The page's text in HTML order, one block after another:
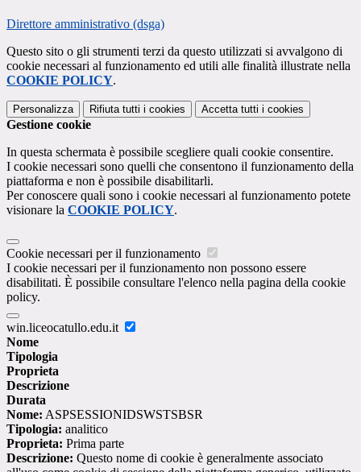
Direttore amministrativo (dsga)
Questo sito o gli strumenti terzi da questo utilizzati si avvalgono di
cookie necessari al funzionamento ed utili alle finalità illustrate nella
COOKIE POLICY.
Personalizza Rifiuta tutti i cookies Accetta tutti i cookies
Gestione cookie
In questa schermata è possibile scegliere quali cookie consentire.
I cookie necessari sono quelli che consentono il funzionamento della
piattaforma e non è possibile disabilitarli.
Per conoscere quali sono i cookie necessari al funzionamento potete
visionare la COOKIE POLICY.
Cookie necessari per il funzionamento
I cookie necessari per il funzionamento non possono essere
disabilitati. È possibile consultare l'elenco nella pagina della cookie
policy.
win.liceocatullo.edu.it
Nome
Tipologia
Proprieta
Descrizione
Durata
Nome: ASPSESSIONIDSWSTSBSR
Tipologia: analitico
Proprieta: Prima parte
Descrizione: Questo nome di cookie è generalmente associato